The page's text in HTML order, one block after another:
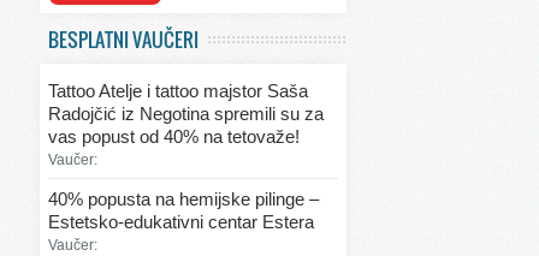
Svet kulinarstva
Svet lepote
Svet mode
BESPLATNI VAUČERI
Tattoo Atelje i tattoo majstor Saša
Radojčić iz Negotina spremili su za
vas popust od 40% na tetovaže!
Vaučer:
40% popusta na hemijske pilinge –
Estetsko-edukativni centar Estera
Vaučer: